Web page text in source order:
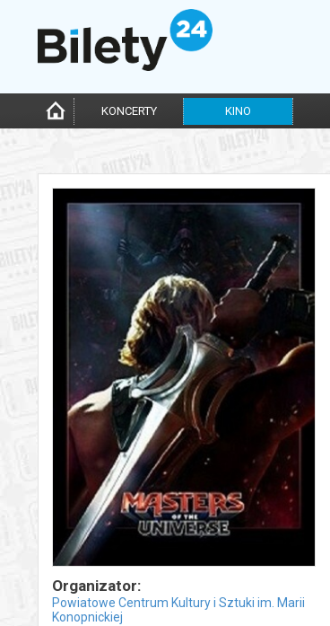
KONCERTY KINO
Organizator:
Powiatowe Centrum Kultury i Sztuki im. Marii
Konopnickiej